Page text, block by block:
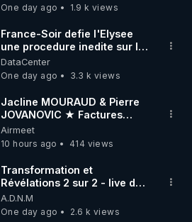
One day ago
1.9 k views
France-Soir defie l'Elysee
une procedure inedite sur la
sante du president - Nexus
DataCenter
One day ago
3.3 k views
Jacline MOURAUD & Pierre
JOVANOVIC ★ Factures
Impayées : Où Est Passé Le
Pognon ?
Airmeet
10 hours ago
414 views
Transformation et
Révélations 2 sur 2 - live du
07/08/26
A.D.N.M
One day ago
2.6 k views